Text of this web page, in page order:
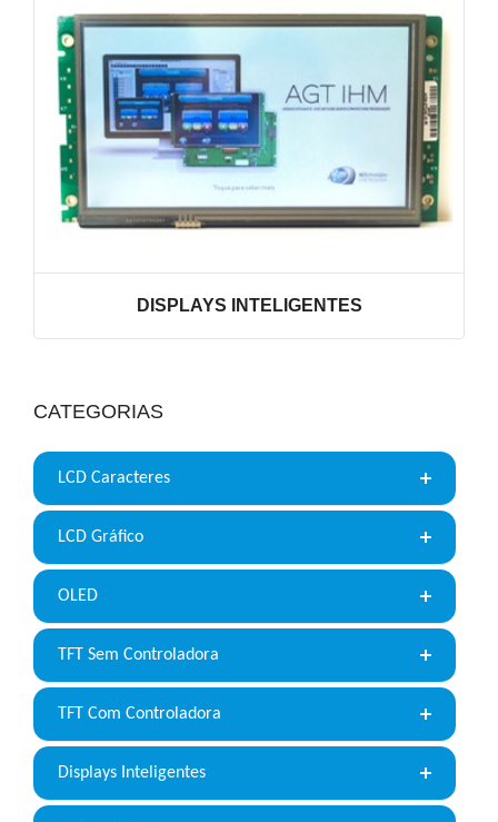
DISPLAYS INTELIGENTES
CATEGORIAS
LCD Caracteres
LCD Gráfico
OLED
TFT Sem Controladora
TFT Com Controladora
Displays Inteligentes